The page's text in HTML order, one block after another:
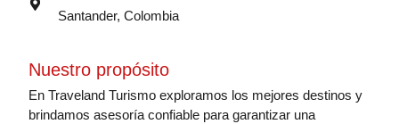
Santander, Colombia
Nuestro propósito
En Traveland Turismo exploramos los mejores destinos y
brindamos asesoría confiable para garantizar una